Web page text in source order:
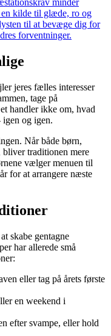
kilde til glæde, ro og
til at bevæge dig for
forventninger.
jeres fælles interesser
tage på
handler ikke om, hvad
igen og igen.
Når både børn,
traditionen mere
vælger menuen til
for at arrangere næste
skabe gentagne
har allerede små
eller tag på årets første
en weekend i
efter svampe, eller hold